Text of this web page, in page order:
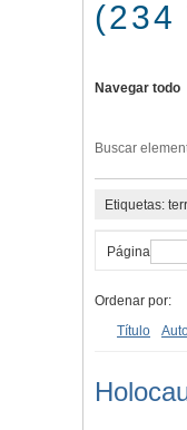
(234
Navegar todo
Buscar
Etiquetas:
Página
Ordenar por:
Título